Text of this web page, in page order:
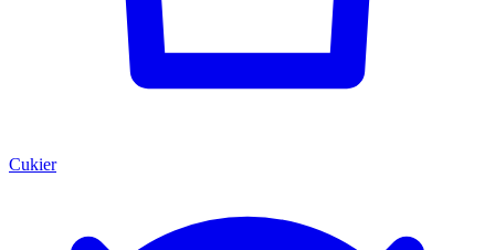
Cukier